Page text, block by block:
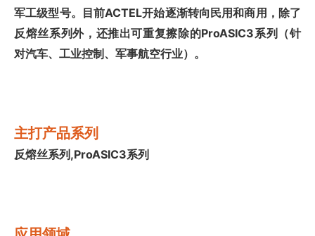
军工级型号。目前ACTEL开始逐渐转向民用和商用，除了
反熔丝系列外，还推出可重复擦除的ProASIC3系列（针
对汽车、工业控制、军事航空行业）。
主打产品系列
反熔丝系列,ProASIC3系列